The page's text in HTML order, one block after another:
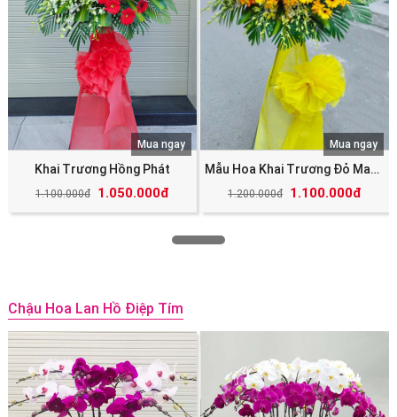
Khai Trương Hồng Phát
1.100.000đ 1.050.000đ
Mua ngay
Mẫu Hoa Khai Trương Đỏ May Mắn Tài Lộc
1.200.000đ 1.100.000đ
Mua ngay
Chậu Hoa Lan Hồ Điệp Tím